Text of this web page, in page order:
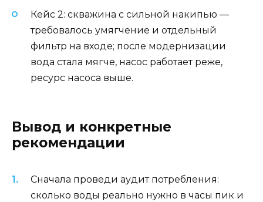
Кейс 2: скважина с сильной накипью —
требовалось умягчение и отдельный
фильтр на входе; после модернизации
вода стала мягче, насос работает реже,
ресурс насоса выше.
Вывод и конкретные
рекомендации
Сначала проведи аудит потребления:
сколько воды реально нужно в часы пик и